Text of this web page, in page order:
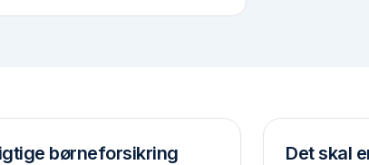
børneforsikring Det skal